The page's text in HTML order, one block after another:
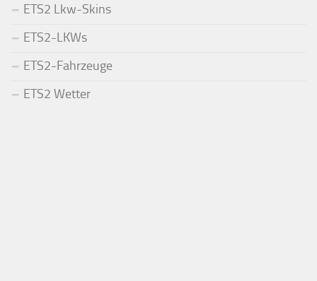
ETS2 Lkw-Skins
ETS2-LKWs
ETS2-Fahrzeuge
ETS2 Wetter